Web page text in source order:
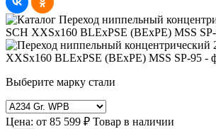
Выберите марку стали
Цена: от 85 599 ₽ Товар в наличии